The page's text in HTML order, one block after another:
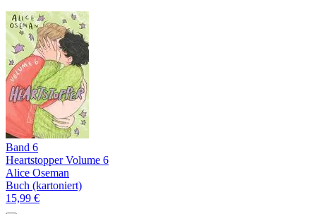
Band 6
Heartstopper Volume 6
Alice Oseman
Buch (kartoniert)
15,99 €